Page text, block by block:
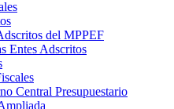
del MPPEF
Entes Adscritos
Central Presupuestario